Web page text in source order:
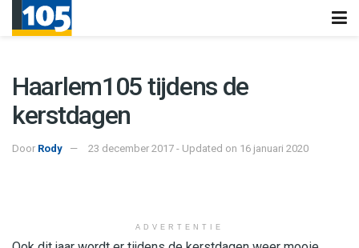
Haarlem105 tijdens de
kerstdagen
Door Rody 23 december 2017 - Updated on 16 januari 2020
ADVERTENTIE